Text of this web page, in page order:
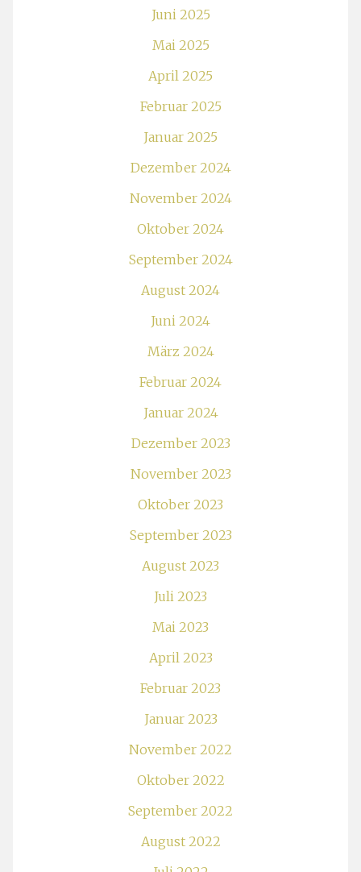
Juni 2025
Mai 2025
April 2025
Februar 2025
Januar 2025
Dezember 2024
November 2024
Oktober 2024
September 2024
August 2024
Juni 2024
März 2024
Februar 2024
Januar 2024
Dezember 2023
November 2023
Oktober 2023
September 2023
August 2023
Juli 2023
Mai 2023
April 2023
Februar 2023
Januar 2023
November 2022
Oktober 2022
September 2022
August 2022